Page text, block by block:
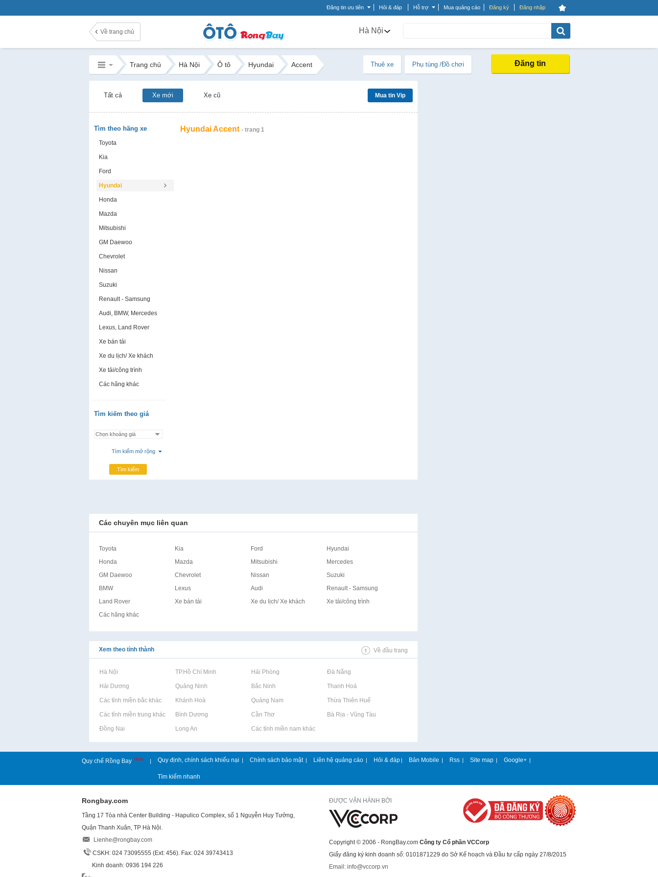
Đăng tin ưu tiên Hỏi & đáp Hỗ trợ Mua quảng cáo Đăng ký Đăng nhập
Về trang chủ Hà Nội
Trang chủ Hà Nội Ô tô Hyundai Accent Thuê xe Phụ tùng /Đồ chơi Đăng tin
Tất cả Xe mới Xe cũ Mua tin Vip
Tìm theo hãng xe
Toyota
Kia
Ford
Hyundai
Honda
Mazda
Mitsubishi
GM Daewoo
Chevrolet
Nissan
Suzuki
Renault - Samsung
Audi, BMW, Mercedes
Lexus, Land Rover
Xe bán tải
Xe du lịch/ Xe khách
Xe tải/công trình
Các hãng khác
Tìm kiếm theo giá
Tìm kiếm mở rộng
Tìm kiếm
Hyundai Accent - trang 1
Các chuyên mục liên quan
Toyota Kia Ford
Hyundai
Honda
Mazda Mitsubishi
Mercedes
GM Daewoo
Chevrolet Nissan
Suzuki
BMW
Lexus Audi
Renault - Samsung
Land Rover
Xe bán tải Xe du lịch/ Xe khách
Xe tải/công trình
Các hãng khác
Xem theo tỉnh thành Về đầu trang
Rao vặt tại Hà Nội Rao vặt tại TP.Hồ Chí Minh Rao vặt tại Hải Phòng Rao vặt tại Đà Nẵng
Rao vặt tại Hải Dương Rao vặt tại Quảng Ninh Rao vặt tại Bắc Ninh Rao vặt tại Thanh Hoá
Rao vặt tại Các tỉnh miền bắc khácRao vặt tại Khánh Hoà Rao vặt tại Quảng Nam Rao vặt tại Thừa Thiên Huế
Rao vặt tại Các tỉnh miền trung khácRao vặt tại Bình Dương Rao vặt tại Cần Thơ Rao vặt tại Bà Rịa - Vũng Tàu
Rao vặt tại Đồng Nai Rao vặt tại Long An Rao vặt tại Các tỉnh miền nam khác
Quy chế Rồng Bay New | Quy định, chính sách khiếu nại | Chính sách bảo mật | Liên hệ quảng cáo | Hỏi & đáp | Bản Mobile | Rss | Site map | Google+ |
Tìm kiếm nhanh
Rongbay.com
Tầng 17 Tòa nhà Center Building - Hapulico Complex, số 1 Nguyễn Huy Tưởng,
Quận Thanh Xuân, TP Hà Nội.
Lienhe@rongbay.com
CSKH: 024 73095555 (Ext: 456). Fax: 024 39743413
Kinh doanh: 0936 194 226
ĐƯỢC VẬN HÀNH BỞI
Copyright © 2006 - RongBay.com Công ty Cổ phần VCCorp
Giấy đăng ký kinh doanh số: 0101871229 do Sở Kế hoạch và Đầu tư cấp ngày 27/8/2015
Email: info@vccorp.vn